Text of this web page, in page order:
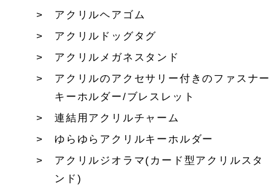
アクリルヘアゴム
アクリルドッグタグ
アクリルメガネスタンド
アクリルのアクセサリー付きのファスナー
キーホルダー/ブレスレット
連結用アクリルチャーム
ゆらゆらアクリルキーホルダー
アクリルジオラマ(カード型アクリルスタ
ンド)